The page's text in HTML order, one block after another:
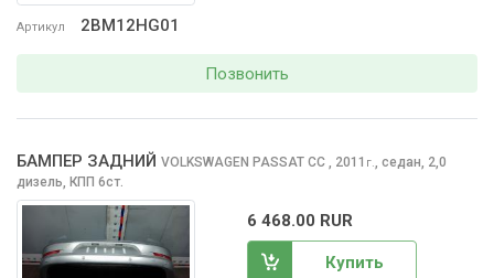
Артикул 2BM12HG01
Позвонить
БАМПЕР ЗАДНИЙ VOLKSWAGEN PASSAT CC , 2011 г., седан, 2,0
дизель, КПП 6ст.
6 468.00 RUR
Купить